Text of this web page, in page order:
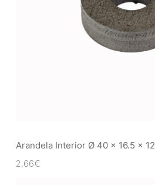
Arandela Interior Ø 40 x 16.5 x 12
2,66€